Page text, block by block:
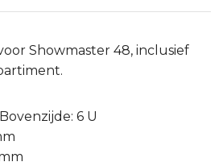
Showmaster 48, inclusief
6 U